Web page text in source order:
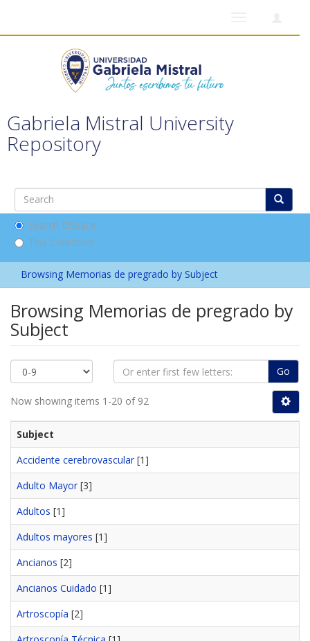
Gabriela Mistral University
Repository
Search DSpace
This Collection
Browsing Memorias de pregrado by Subject
Browsing Memorias de pregrado by
Subject
Go
Now showing items 1-20 of 92
Subject
Accidente cerebrovascular[1]
Adulto Mayor[3]
Adultos [1]
Adultos mayores [1]
Ancianos [2]
Ancianos Cuidado [1]
Artroscopía [2]